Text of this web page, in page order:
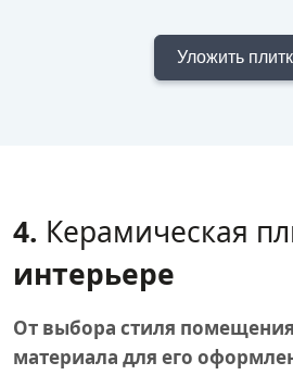
Уложить
4. Керамическая
интерьере
От выбора стиля
материала для его